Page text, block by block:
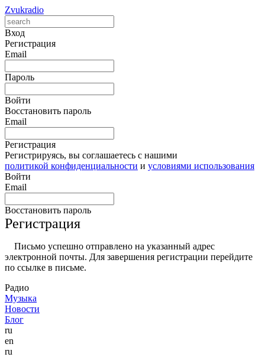
Zvukradio
Вход
Регистрация
Email
Пароль
Войти
Восстановить пароль
Email
Регистрация
Регистрируясь, вы соглашаетесь с нашими
политикой конфиденциальности и условиями использования
Войти
Email
Восстановить пароль
Регистрация
Письмо успешно отправлено на указанный адрес
электронной почты. Для завершения регистрации перейдите
по ссылке в письме.
Радио
Музыка
Новости
Блог
ru
en
ru